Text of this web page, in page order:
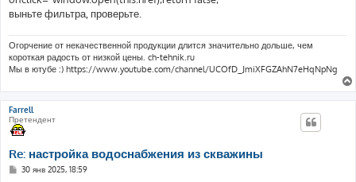
выньте фильтра, проверьте.
Огорчение от некачественной продукции длится значительно дольше, чем
короткая радость от низкой цены. ch-tehnik.ru
Мы в ютубе :) https://www.youtube.com/channel/UCOfD_JmiXFGZAhN7eHqNpNg
Farrell
Претендент
Re: настройка водоснабжения из скважины
С30 янв 2025, 18:59